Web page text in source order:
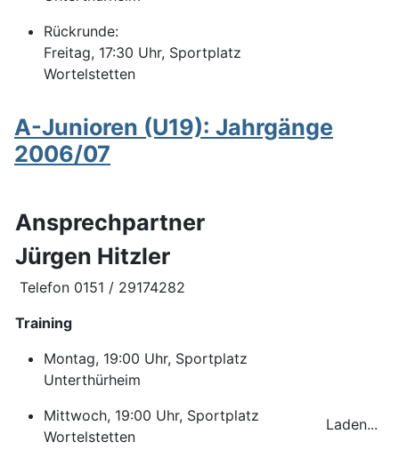
Rückrunde:
Freitag, 17:30 Uhr, Sportplatz
Wortelstetten
A-Junioren (U19): Jahrgänge
2006/07
Ansprechpartner
Jürgen Hitzler
Telefon 0151 / 29174282
Training
Montag, 19:00 Uhr, Sportplatz
Unterthürheim
Mittwoch, 19:00 Uhr, Sportplatz
Wortelstetten
Laden...